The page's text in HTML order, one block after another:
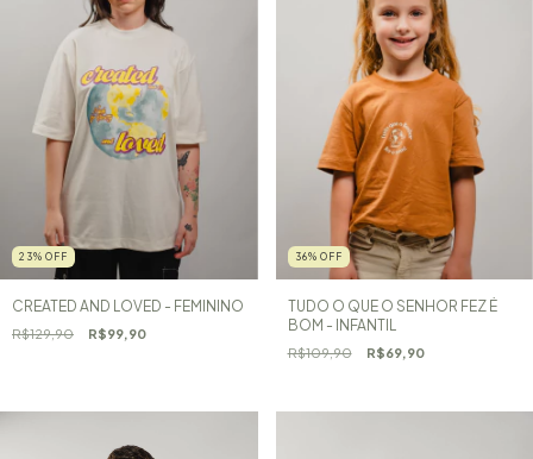
23% OFF
CREATED AND LOVED - FEMININO
R$129,90 R$99,90
36% OFF
TUDO O QUE O SENHOR FEZ É
BOM - INFANTIL
R$109,90 R$69,90